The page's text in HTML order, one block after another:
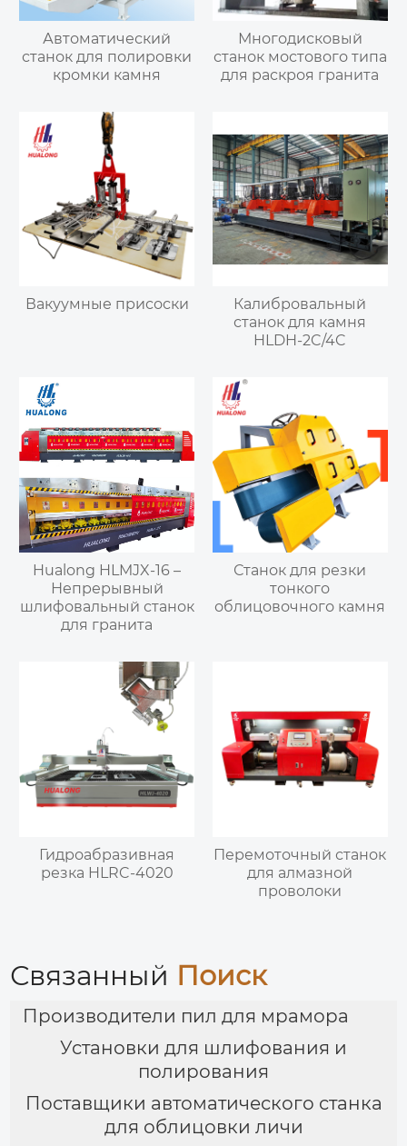
Автоматический
станок для полировки
кромки камня
Многодисковый
станок мостового типа
для раскроя гранита
Вакуумные присоски
Калибровальный
станок для камня
HLDH-2C/4C
Hualong HLMJX-16 –
Непрерывный
шлифовальный станок
для гранита
Станок для резки
тонкого
облицовочного камня
Гидроабразивная
резка HLRC-4020
Перемоточный станок
для алмазной
проволоки
Связанный Поиск
Производители пил для мрамора
Установки для шлифования и
полирования
Поставщики автоматического станка
для облицовки личи